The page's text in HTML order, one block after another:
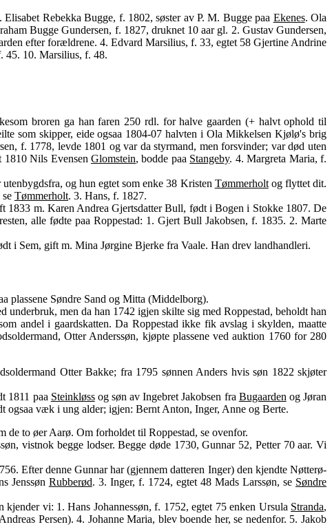
Rebekka Bugge, f. 1802, søster av P. M. Bugge paa Ekenes. Ola
Bugge Gundersen, f. 1827, druknet 10 aar gl. 2. Gustav Gundersen,
efter forældrene. 4. Edvard Marsilius, f. 33, egtet 58 Gjertine Andrine
45. 10. Marsilius, f. 48.
broren ga han faren 250 rdl. for halve gaarden (+ halvt ophold til
som skipper, eide ogsaa 1804-07 halvten i Ola Mikkelsen Kjølø's brig
f. 1778, levde 1801 og var da styrmand, men forsvinder; var død uten
Nils Evensen Glomstein, bodde paa Stangeby. 4. Margreta Maria, f.
og hun egtet som enke 38 Kristen Tømmerholtog flyttet dit.
Tømmerholt. 3. Hans, f. 1827.
1833 m. Karen Andrea Gjertsdatter Bull, født i Bogen i Stokke 1807. De
alle fødte paa Roppestad: 1. Gjert Bull Jakobsen, f. 1835. 2. Marte
i Sem, gift m. Mina Jørgine Bjerke fra Vaale. Han drev landhandleri.
plassene Søndre Sand og Mitta (Middelborg).
underbruk, men da han 1742 igjen skilte sig med Roppestad, beholdt han
andel i gaardskatten. Da Roppestad ikke fik avslag i skylden, maatte
Otter Anderssøn, kjøpte plassene ved auktion 1760 for 280
Otter Bakke; fra 1795 sønnen Anders hvis søn 1822 skjøter
1811 paa Steinkløssog søn av Ingebret Jakobsen fra Bugaarden og Jøran
ogsaa væk i ung alder; igjen: Bernt Anton, Inger, Anne og Berte.
de to øer Aarø. Om forholdet til Roppestad, se ovenfor.
vistnok begge lodser. Begge døde 1730, Gunnar 52, Petter 70 aar. Vi
Efter denne Gunnar har (gjennem datteren Inger) den kjendte Nøtterø-
Jenssøn Rubberød. 3. Inger, f. 1724, egtet 48 Mads Larssøn, se Søndre
kjender vi: 1. Hans Johannessøn, f. 1752, egtet 75 enken Ursula Stranda,
Persen). 4. Johanne Maria, blev boende her, se nedenfor. 5. Jakob